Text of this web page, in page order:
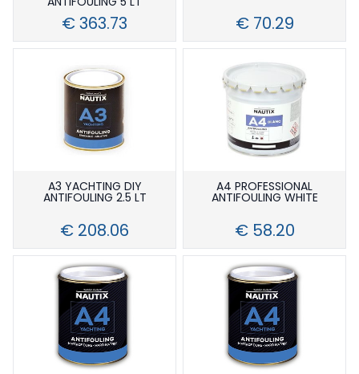
€ 363.73 € 70.29
A3 YACHTING DIY
ANTIFOULING 2.5 LT
€ 208.06
A4 PROFESSIONAL
ANTIFOULING WHITE
€ 58.20
Trattamenti Teak
Poliestere
Vinilestere
Smalti (nautica)
Bicomponenti Yachting
Monocomponenti
Poliuretanici Bicomponenti
Poliuretanici Monocomponente
Teak Top Line
Stucchi (nautica)
Epossidici
Poliestere
Vinilestere
Tessuti E Compositi